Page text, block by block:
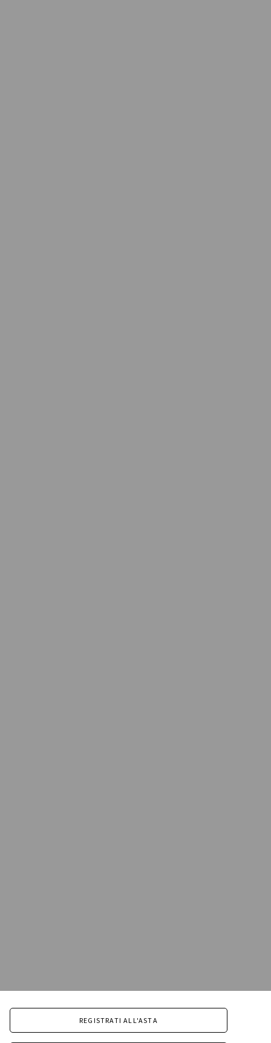
REGISTRATI ALL'ASTA